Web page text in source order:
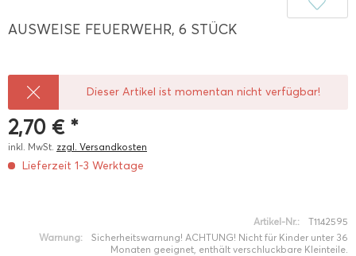
AUSWEISE FEUERWEHR, 6 STÜCK
Dieser Artikel ist momentan nicht verfügbar!
2,70 € *
inkl. MwSt. zzgl. Versandkosten
Lieferzeit 1-3 Werktage
Artikel-Nr.:
T1142595
Warnung:
Sicherheitswarnung! ACHTUNG! Nicht für Kinder unter 36
Monaten geeignet, enthält verschluckbare Kleinteile.